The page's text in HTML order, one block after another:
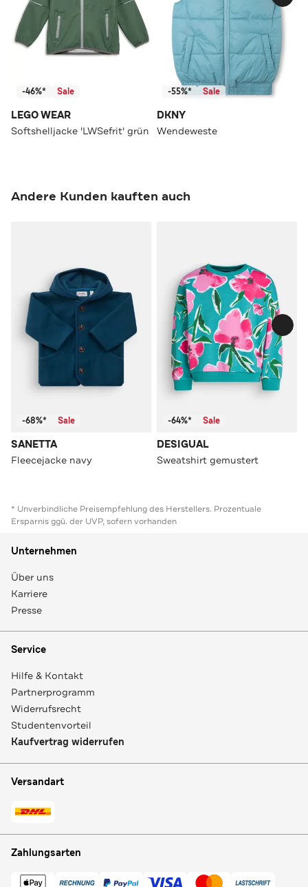
-46%* Sale
LEGO WEAR
Softshelljacke 'LWSefrit' grün
-55%* Sale
DKNY
Wendeweste
Andere Kunden kauften auch
-68%* Sale
SANETTA
Fleecejacke navy
-64%* Sale
DESIGUAL
Sweatshirt gemustert
* Unverbindliche Preisempfehlung des Herstellers. Prozentuale
Ersparnis ggü. der UVP, sofern vorhanden
Unternehmen
Über uns
Karriere
Presse
Service
Hilfe & Kontakt
Partnerprogramm
Widerrufsrecht
Studentenvorteil
Kaufvertrag widerrufen
Versandart
Zahlungsarten